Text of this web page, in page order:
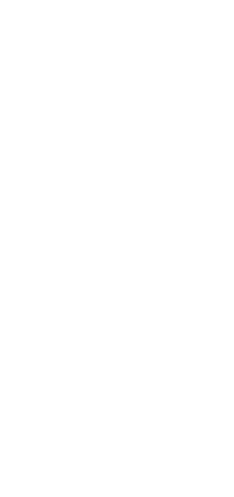
con ilusión